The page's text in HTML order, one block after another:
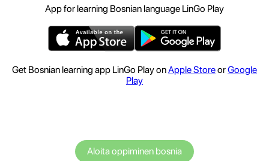
App for learning Bosnian language LinGo Play
Get Bosnian learning app LinGo Play onApple StoreorGoogle
Play
Aloita oppiminen bosnia